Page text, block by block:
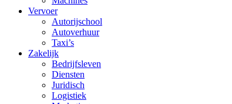
Vervoer
Autorijschool
Autoverhuur
Taxi’s
Zakelijk
Bedrijfsleven
Diensten
Juridisch
Logistiek